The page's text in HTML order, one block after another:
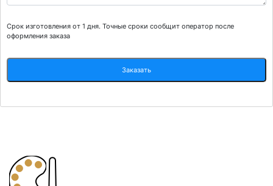
Срок изготовления от 1 дня. Точные сроки сообщит оператор после
оформления заказа
Заказать